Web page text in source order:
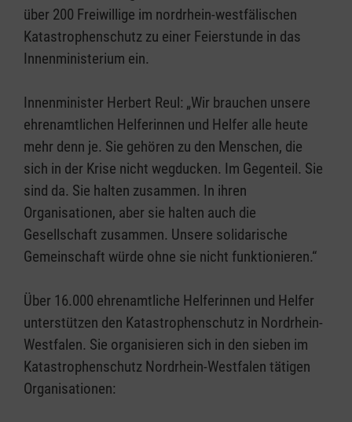
über 200 Freiwillige im nordrhein-westfälischen
Katastrophenschutz zu einer Feierstunde in das
Innenministerium ein.
Innenminister Herbert Reul: „Wir brauchen unsere
ehrenamtlichen Helferinnen und Helfer alle heute
mehr denn je. Sie gehören zu den Menschen, die
sich in der Krise nicht wegducken. Im Gegenteil. Sie
sind da. Sie halten zusammen. In ihren
Organisationen, aber sie halten auch die
Gesellschaft zusammen. Unsere solidarische
Gemeinschaft würde ohne sie nicht funktionieren.“
Über 16.000 ehrenamtliche Helferinnen und Helfer
unterstützen den Katastrophenschutz in Nordrhein-
Westfalen. Sie organisieren sich in den sieben im
Katastrophenschutz Nordrhein-Westfalen tätigen
Organisationen: